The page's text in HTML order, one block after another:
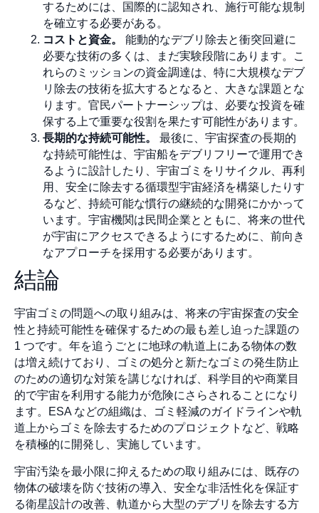
するためには、国際的に認知され、施行可能な規制
を確立する必要がある。
コストと資金。 能動的なデブリ除去と衝突回避に
必要な技術の多くは、まだ実験段階にあります。こ
れらのミッションの資金調達は、特に大規模なデブ
リ除去の技術を拡大するとなると、大きな課題とな
ります。官民パートナーシップは、必要な投資を確
保する上で重要な役割を果たす可能性があります。
長期的な持続可能性。 最後に、宇宙探査の長期的
な持続可能性は、宇宙船をデブリフリーで運用でき
るように設計したり、宇宙ゴミをリサイクル、再利
用、安全に除去する循環型宇宙経済を構築したりす
るなど、持続可能な慣行の継続的な開発にかかって
います。宇宙機関は民間企業とともに、将来の世代
が宇宙にアクセスできるようにするために、前向き
なアプローチを採用する必要があります。
結論
宇宙ゴミの問題への取り組みは、将来の宇宙探査の安全
性と持続可能性を確保するための最も差し迫った課題の
1 つです。年を追うごとに地球の軌道上にある物体の数
は増え続けており、ゴミの処分と新たなゴミの発生防止
のための適切な対策を講じなければ、科学目的や商業目
的で宇宙を利用する能力が危険にさらされることになり
ます。ESA などの組織は、ゴミ軽減のガイドラインや軌
道上からゴミを除去するためのプロジェクトなど、戦略
を積極的に開発し、実施しています。
宇宙汚染を最小限に抑えるための取り組みには、既存の
物体の破壊を防ぐ技術の導入、安全な非活性化を保証す
る衛星設計の改善、軌道から大型のデブリを除去する方